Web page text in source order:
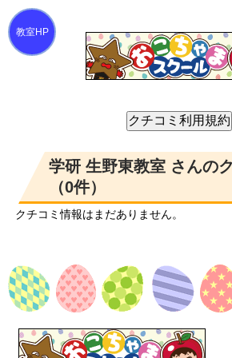
学研 生野東教室 さんの
（0件）
クチコミ情報はまだありません。